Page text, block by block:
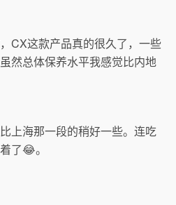
CX这款产品真的很久了，一些
然总体保养水平我感觉比内地
上海那一段的稍好一些。连吃
了😂。